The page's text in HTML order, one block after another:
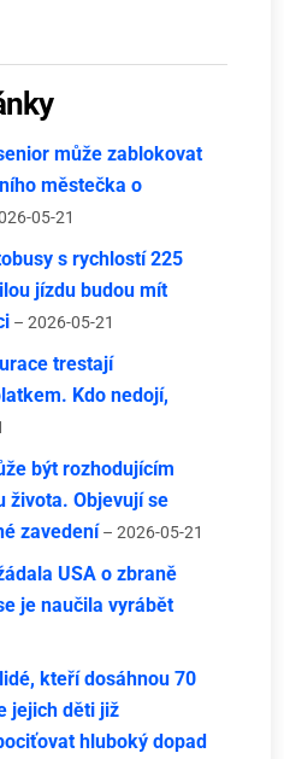
může zablokovat
městečka o
05-21
s rychlostí 225
jízdu budou mít
– 2026-05-21
trestají
Kdo nedojí,
být rozhodujícím
života. Objevují se
zavedení – 2026-05-21
USA o zbraně
je naučila vyrábět
kteří dosáhnou 70
jejich děti již
hluboký dopad